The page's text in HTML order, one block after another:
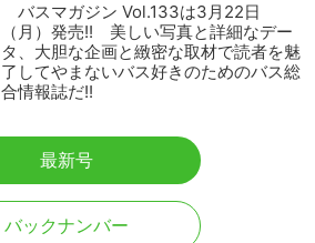
バスマガジン Vol.133は3月22日
（月）発売!! 美しい写真と詳細なデー
タ、大胆な企画と緻密な取材で読者を魅
了してやまないバス好きのためのバス総
合情報誌だ!!
最新号
バックナンバー